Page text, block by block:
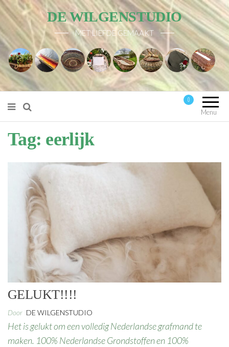
DE WILGENSTUDIO
MET LIEFDE GEMAAKT
Menu
0
Tag: eerlijk
GELUKT!!!!
Door DE WILGENSTUDIO
Het is gelukt om een volledig Nederlandse grafmand te
maken. 100% Nederlandse Grondstoffen en 100%